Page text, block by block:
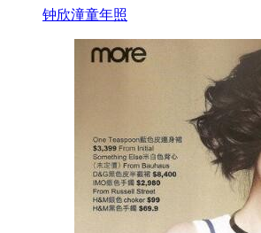
钟欣潼童年照